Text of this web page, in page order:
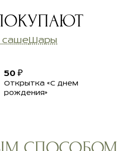
сашеШары
Открытка «С днем
рождения»
50 ₽